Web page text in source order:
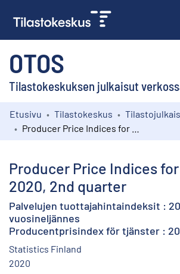
OTOS
Tilastokeskuksen julkaisut
Kokoelmat
Etusivu Tilastokeskus
Producer Price Indices
2020, 2nd quarter
Palvelujen tuottajahintaindeksit :
vuosineljännes
Producentprisindex för tjänster :
Statistics Finland
2020